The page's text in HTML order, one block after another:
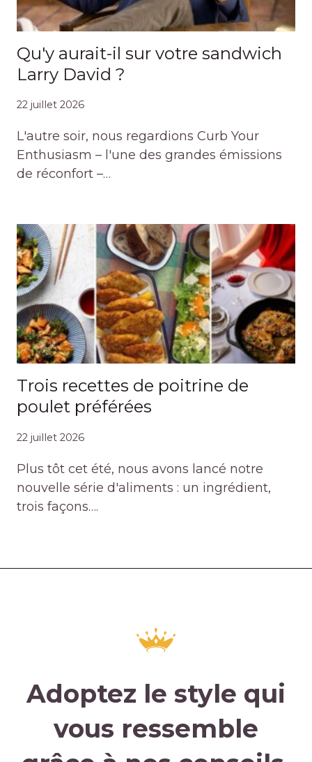
Qu'y aurait-il sur votre sandwich
Larry David ?
22 juillet 2026
L'autre soir, nous regardions Curb Your
Enthusiasm – l'une des grandes émissions
de réconfort –…
Trois recettes de poitrine de
poulet préférées
22 juillet 2026
Plus tôt cet été, nous avons lancé notre
nouvelle série d'aliments : un ingrédient,
trois façons….
Adoptez le style qui
vous ressemble